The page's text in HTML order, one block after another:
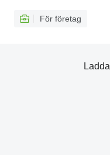
För företag